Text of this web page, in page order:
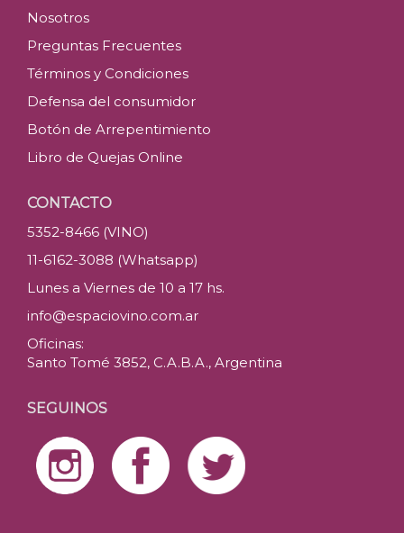
Nosotros
Preguntas Frecuentes
Términos y Condiciones
Defensa del consumidor
Botón de Arrepentimiento
Libro de Quejas Online
CONTACTO
5352-8466 (VINO)
11-6162-3088 (Whatsapp)
Lunes a Viernes de 10 a 17 hs.
info@espaciovino.com.ar
Oficinas:
Santo Tomé 3852, C.A.B.A., Argentina
SEGUINOS